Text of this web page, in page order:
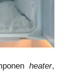
heater,